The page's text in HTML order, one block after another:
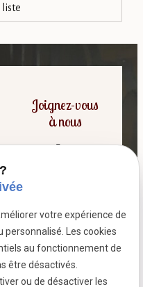
liste
Joignez-vous
à nous
7 passage fleuri
- 59380 SOCX
votre expérience de
Les cookies
au fonctionnement de
être désactivés.
ou de désactiver les